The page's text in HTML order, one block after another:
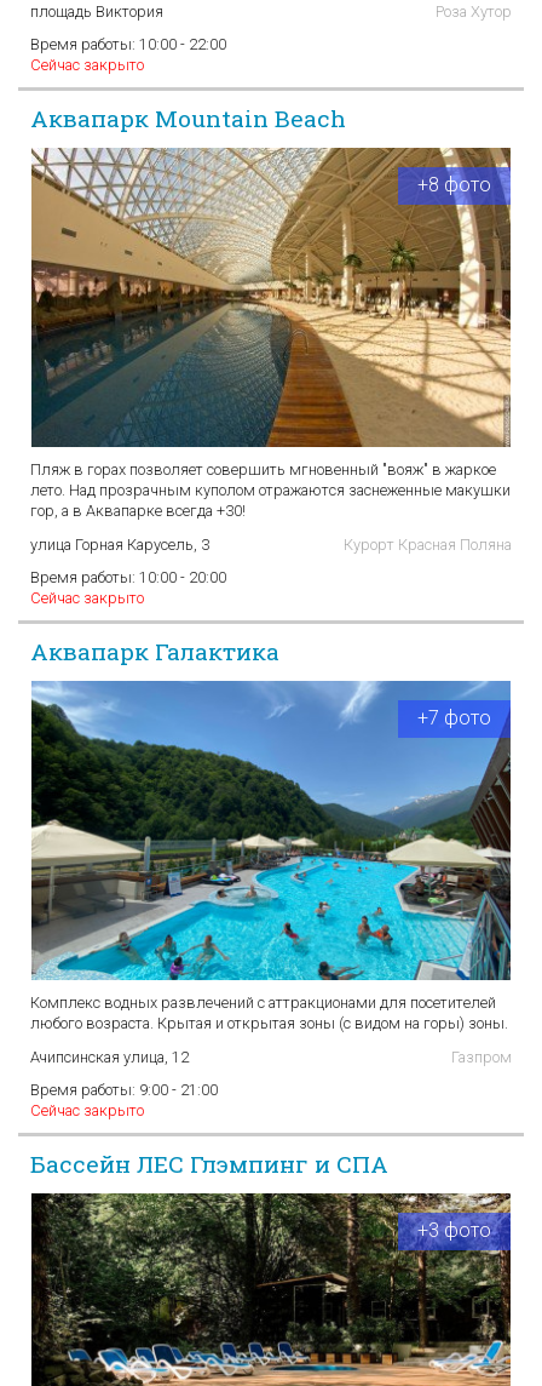
площадь Виктория
Роза Хутор
Время работы: 10:00 - 22:00
Сейчас закрыто
Аквапарк Mountain Beach
+8 фото
Пляж в горах позволяет совершить мгновенный "вояж" в жаркое
лето. Над прозрачным куполом отражаются заснеженные макушки
гор, а в Аквапарке всегда +30!
улица Горная Карусель, 3
Курорт Красная Поляна
Время работы: 10:00 - 20:00
Сейчас закрыто
Аквапарк Галактика
+7 фото
Комплекс водных развлечений с аттракционами для посетителей
любого возраста. Крытая и открытая зоны (с видом на горы) зоны.
Ачипсинская улица, 12
Газпром
Время работы: 9:00 - 21:00
Сейчас закрыто
Бассейн ЛЕС Глэмпинг и СПА
+3 фото